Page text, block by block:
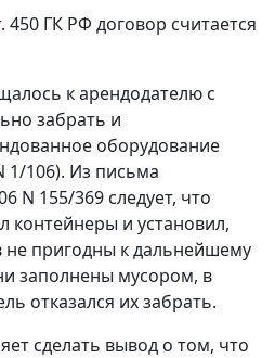
450 ГК РФ договор считается
к арендодателю с
забрать и
оборудование
1/106). Из письма
N 155/369 следует, что
контейнеры и установил,
не пригодны к дальнейшему
заполнены мусором, в
отказался их забрать.
сделать вывод о том, что